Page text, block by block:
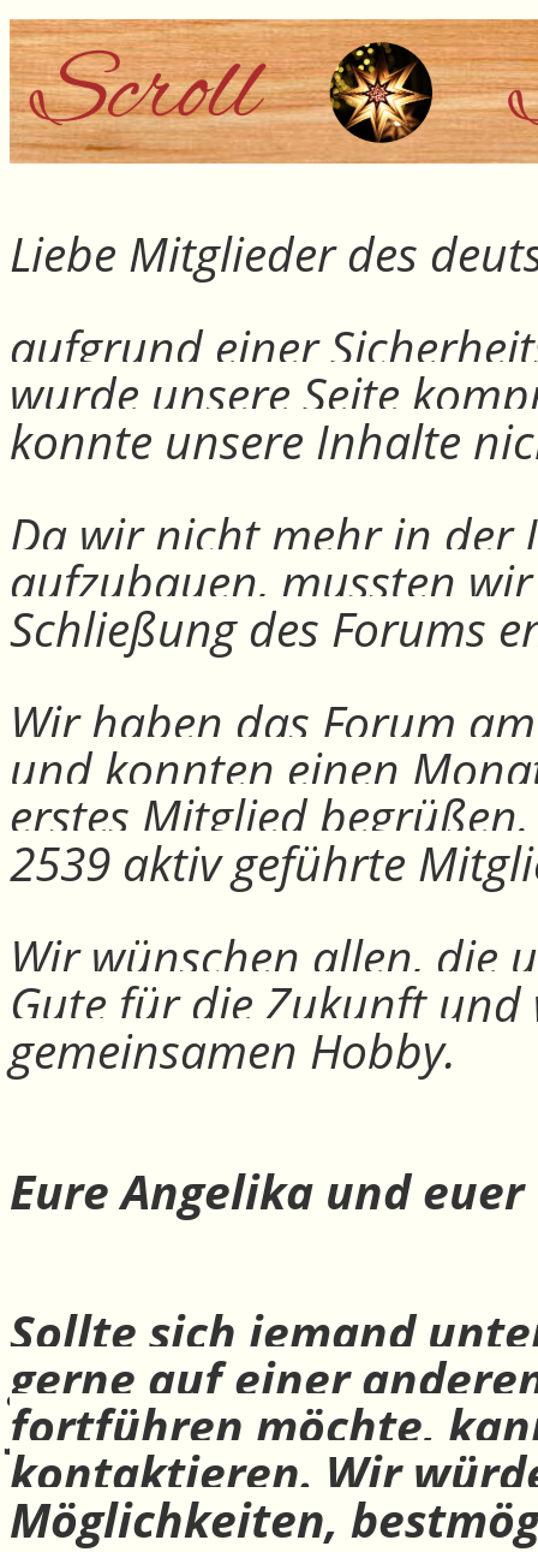
Liebe Mitglieder des
aufgrund einer
wurde unsere Seite
konnte unsere Inhalte
Da wir nicht mehr in der
aufzubauen, mussten
Schließung des Forums
Wir haben das Forum
und konnten einen
erstes Mitglied
2539 aktiv geführte
Wir wünschen allen, die
Gute für die Zukunft
gemeinsamen Hobby.
Eure Angelika und
Sollte sich jemand
gerne auf einer
fortführen möchte,
kontaktieren. Wir
Möglichkeiten,